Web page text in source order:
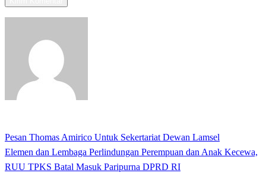
Navigasi
pos
Previous
Post
Pesan Thomas Amirico Untuk Sekertariat Dewan Lamsel
Next
Post
Elemen dan Lembaga Perlindungan Perempuan dan Anak Kecewa,
RUU TPKS Batal Masuk Paripurna DPRD RI